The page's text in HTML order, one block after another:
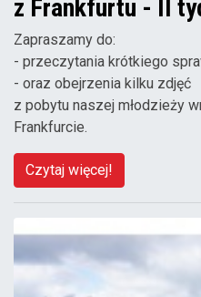
z Frankfurtu - II
Zapraszamy do:
- przeczytania krótkiego
- oraz obejrzenia kilku zdjęć
z pobytu naszej młodzieży
Frankfurcie.
Czytaj więcej!